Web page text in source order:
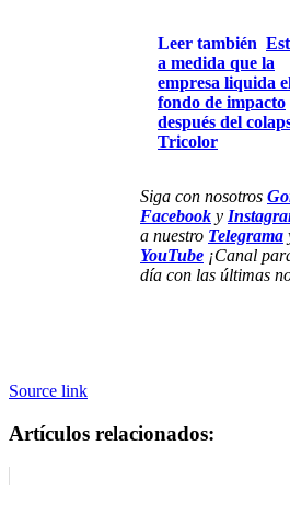
Leer también
a medida que la
empresa liquida
fondo de impacto
después del
Tricolor
Siga con nosotros
Facebook y
a nuestro Telegrama
YouTube ¡Canal
día con las últimas
Source link
Artículos relacionados: